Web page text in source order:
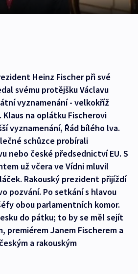
Heinz Fischer při své
svému protějšku Václavu
vyznamenání - velkokříž
Klaus na oplátku Fischerovi
vyznamenání, Řád bílého lva.
schůzce probírali
nebo české předsednictví EU. S
už včera ve Vídni mluvil
Rakouský prezident přijíždí
pozvání. Po setkání s hlavou
obou parlamentních komor.
do pátku; to by se měl sejít
premiérem Janem Fischerem a
a rakouským